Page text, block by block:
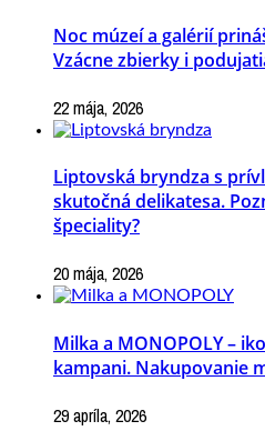
Noc múzeí a galérií
Vzácne zbierky i
22 mája, 2026
Liptovská bryndza s
skutočná delikatesa.
špeciality?
20 mája, 2026
Milka a MONOPOLY –
kampani. Nakupovanie
29 apríla, 2026